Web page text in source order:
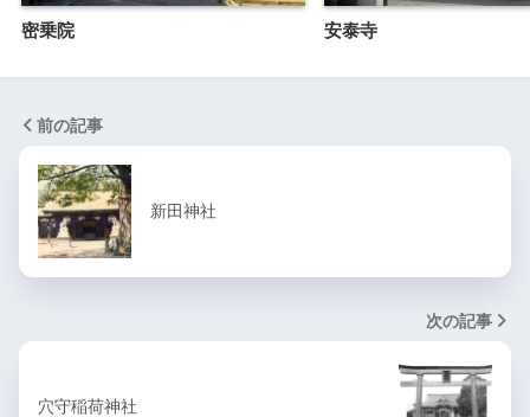
密乗院 安泰寺
前の記事
新田神社
次の記事
穴守稲荷神社